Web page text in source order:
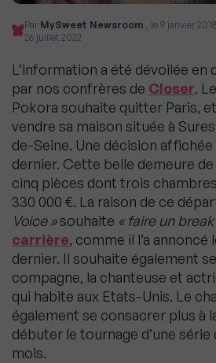
Par MySweet Newsroom , le 9 janvier
26 juillet 2022
L’information a été dévoilée
par nos confrères de Closer.
Pokora souhaite quitter Paris,
vendre sa maison située à
de-Seine. Une décision affichée
dernier. Cette belle demeure
cinq pièces dont trois
330 000 €. La raison de ce
Voice »souhaite « faire un break
carrière, comme il l’a annoncé
dernier. Il souhaite également
compagne, la chanteuse et
qui habite aux Etats-Unis. Le
également se consacrer plus à
débuter le tournage d’une série
mois.